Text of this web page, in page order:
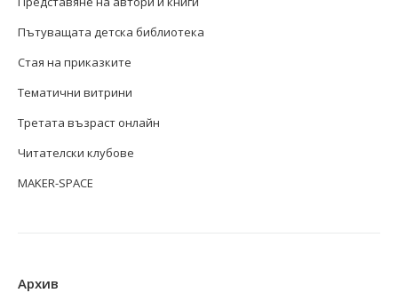
Пътуващата детска библиотека
Стая на приказките
Тематични витрини
Третата възраст онлайн
Читателски клубове
MAKER-SPACE
Архив